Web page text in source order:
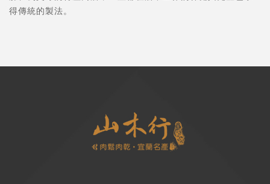
得傳統的製法。